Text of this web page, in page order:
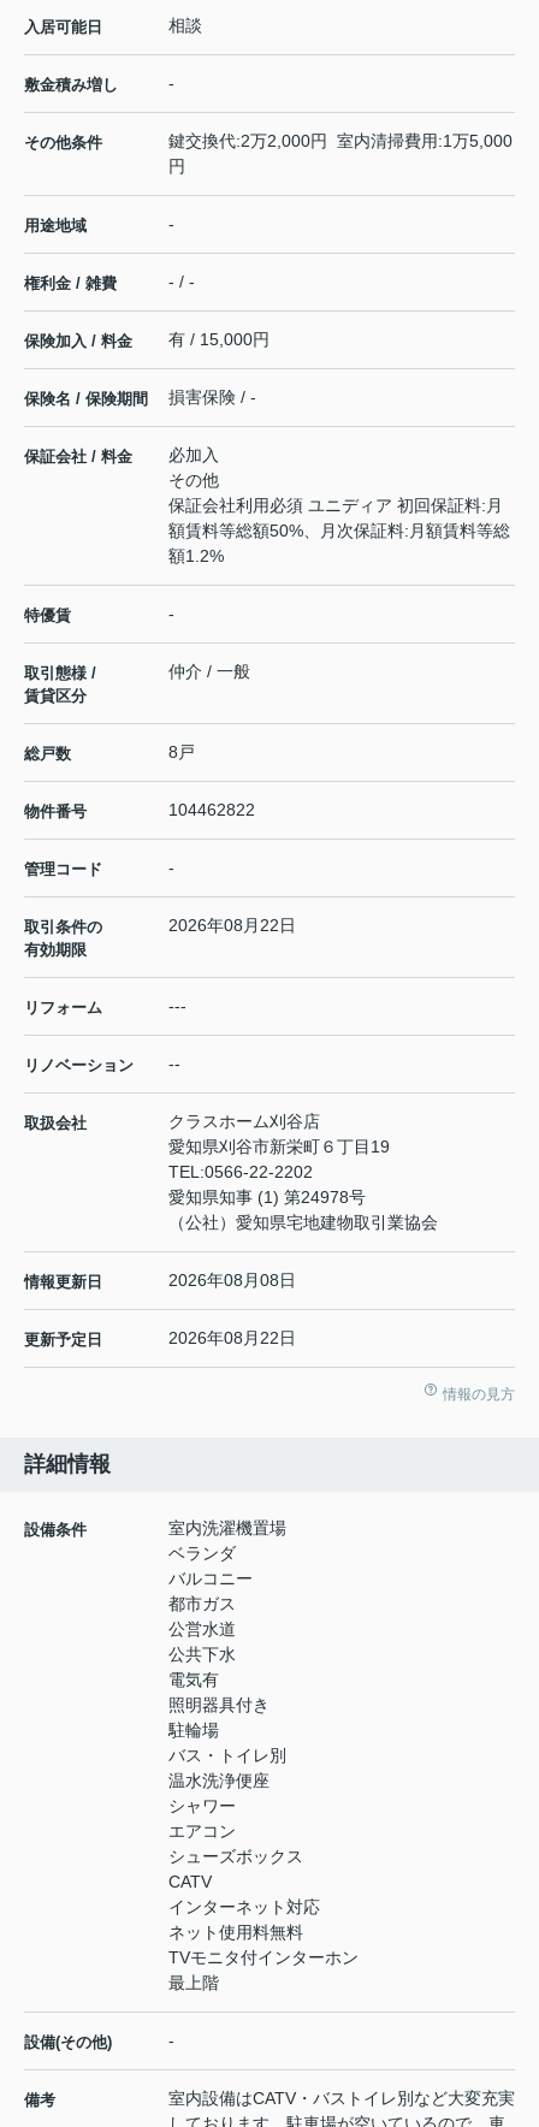
入居可能日 相談
敷金積み増し -
その他条件
鍵交換代:2万2,000円 室内清掃費用:1万5,000
円
用途地域 -
権利金 / 雑費 - / -
保険加入 / 料金 有 / 15,000円
保険名 / 保険期間 損害保険 / -
保証会社 / 料金
必加入
その他
保証会社利用必須 ユニディア 初回保証料:月
額賃料等総額50%、月次保証料:月額賃料等総
額1.2%
特優賃 -
取引態様 /
賃貸区分
仲介 / 一般
総戸数 8戸
物件番号 104462822
管理コード -
取引条件の
有効期限
2026年08月22日
リフォーム ---
リノベーション --
取扱会社
クラスホーム刈谷店
愛知県刈谷市新栄町６丁目19
TEL:0566-22-2202
愛知県知事 (1) 第24978号
（公社）愛知県宅地建物取引業協会
情報更新日 2026年08月08日
更新予定日 2026年08月22日
情報の見方
詳細情報
設備条件
室内洗濯機置場
ベランダ
バルコニー
都市ガス
公営水道
公共下水
電気有
照明器具付き
駐輪場
バス・トイレ別
温水洗浄便座
シャワー
エアコン
シューズボックス
CATV
インターネット対応
ネット使用料無料
TVモニタ付インターホン
最上階
設備(その他) -
備考
室内設備はCATV・バストイレ別など大変充実